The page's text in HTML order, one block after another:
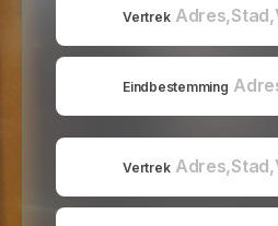
Vertrek
Eindbestemming
Vertrek